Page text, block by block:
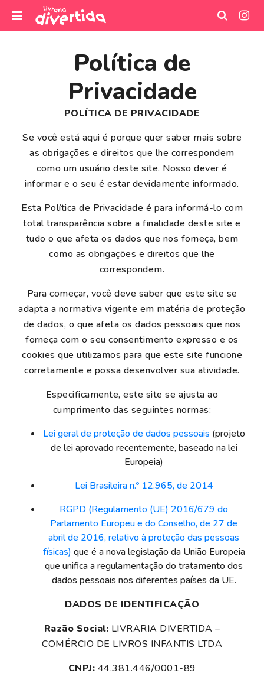
Política de
Privacidade
POLÍTICA DE PRIVACIDADE
Se você está aqui é porque quer saber mais sobre
as obrigações e direitos que lhe correspondem
como um usuário deste site. Nosso dever é
informar e o seu é estar devidamente informado.
Esta Política de Privacidade é para informá-lo com
total transparência sobre a finalidade deste site e
tudo o que afeta os dados que nos forneça, bem
como as obrigações e direitos que lhe
correspondem.
Para começar, você deve saber que este site se
adapta a normativa vigente em matéria de proteção
de dados, o que afeta os dados pessoais que nos
forneça com o seu consentimento expresso e os
cookies que utilizamos para que este site funcione
corretamente e possa desenvolver sua atividade.
Especificamente, este site se ajusta ao
cumprimento das seguintes normas:
Lei geral de proteção de dados pessoais (projeto
de lei aprovado recentemente, baseado na lei
Europeia)
Lei Brasileira n.º 12.965, de 2014
RGPD (Regulamento (UE) 2016/679 do
Parlamento Europeu e do Conselho, de 27 de
abril de 2016, relativo à proteção das pessoas
físicas) que é a nova legislação da União Europeia
que unifica a regulamentação do tratamento dos
dados pessoais nos diferentes países da UE.
DADOS DE IDENTIFICAÇÃO
Razão Social: LIVRARIA DIVERTIDA –
COMÉRCIO DE LIVROS INFANTIS LTDA
CNPJ: 44.381.446/0001-89